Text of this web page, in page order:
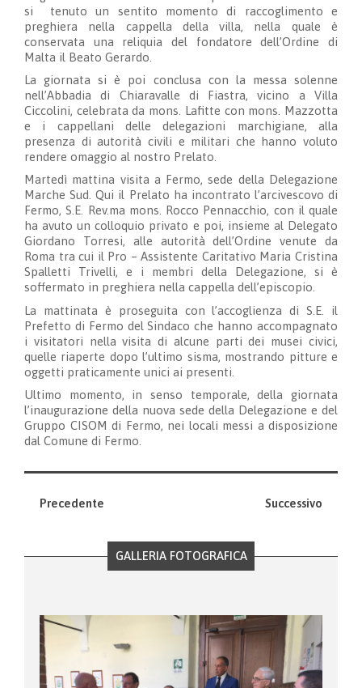
si
tenuto un sentito momento di raccoglimento e
preghiera nella cappella della villa, nella quale è
conservata una reliquia del fondatore dell’Ordine di
Malta il Beato Gerardo.
La giornata si è poi conclusa con la messa solenne
nell’Abbadia di Chiaravalle di Fiastra, vicino a Villa
Ciccolini, celebrata da mons. Lafitte con mons. Mazzotta
e i cappellani delle delegazioni marchigiane, alla
presenza di autorità civili e militari che hanno voluto
rendere omaggio al nostro Prelato.
Martedì mattina visita a Fermo, sede della Delegazione
Marche Sud. Qui il Prelato ha incontrato l’arcivescovo di
Fermo, S.E. Rev.ma mons. Rocco Pennacchio, con il quale
ha avuto un colloquio privato e poi, insieme al Delegato
Giordano Torresi, alle autorità dell’Ordine venute da
Roma tra cui il Pro – Assistente Caritativo Maria Cristina
Spalletti Trivelli, e i membri della Delegazione, si è
soffermato in preghiera nella cappella dell’episcopio.
La mattinata è proseguita con l’accoglienza di S.E. il
Prefetto di Fermo del Sindaco che hanno accompagnato
i visitatori nella visita di alcune parti dei musei civici,
quelle riaperte dopo l’ultimo sisma, mostrando pitture e
oggetti praticamente unici ai presenti.
Ultimo momento, in senso temporale, della giornata
l’inaugurazione della nuova sede della Delegazione e del
Gruppo CISOM di Fermo, nei locali messi a disposizione
dal Comune di Fermo.
Precedente Successivo
GALLERIA FOTOGRAFICA